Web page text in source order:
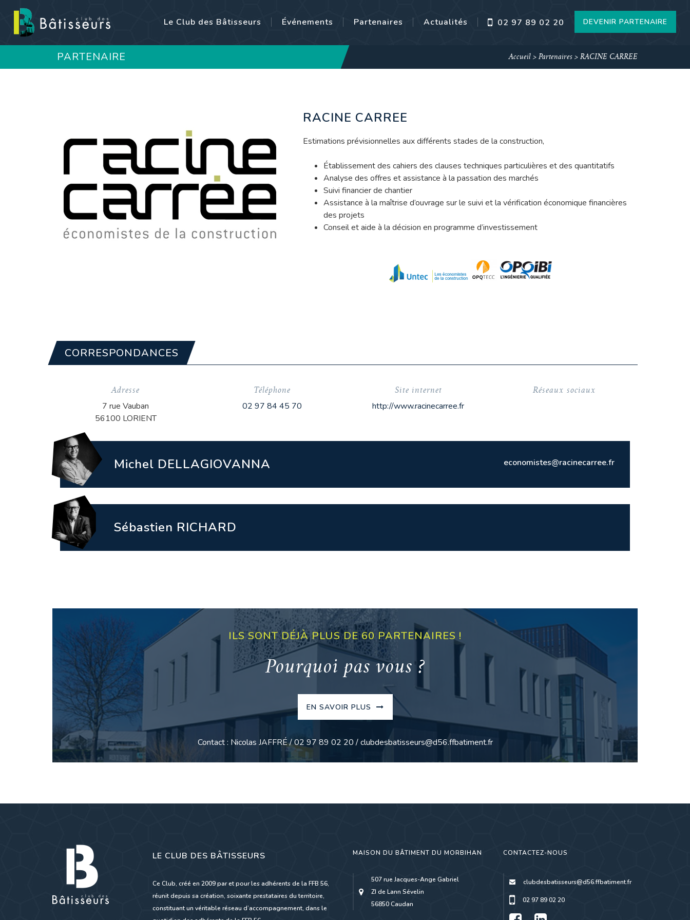
Le Club des Bâtisseurs Événements Partenaires Actualités 02 97 89 02 20 DEVENIR PARTENAIRE
PARTENAIRE Accueil > Partenaires > RACINE CARREE
RACINE CARREE
Estimations prévisionnelles aux différents stades de la construction,
Établissement des cahiers des clauses techniques particulières et des quantitatifs
Analyse des offres et assistance à la passation des marchés
Suivi financier de chantier
Assistance à la maîtrise d’ouvrage sur le suivi et la vérification économique financières
des projets
Conseil et aide à la décision en programme d’investissement
CORRESPONDANCES
Adresse
7 rue Vauban
56100 LORIENT
Téléphone
02 97 84 45 70
Site internet
http://www.racinecarree.fr
Réseaux sociaux
Michel DELLAGIOVANNA economistes@racinecarree.fr
Sébastien RICHARD
ILS SONT DÉJÀ PLUS DE 60 PARTENAIRES !
Pourquoi pas vous ?
EN SAVOIR PLUS
Contact : Nicolas JAFFRÉ / 02 97 89 02 20 / clubdesbatisseurs@d56.ffbatiment.fr
LE CLUB DES BÂTISSEURS
Ce Club, créé en 2009 par et pour les adhérents de la FFB 56,
réunit depuis sa création, soixante prestataires du territoire,
constituant un véritable réseau d’accompagnement, dans le
MAISON DU BÂTIMENT DU MORBIHAN
507 rue Jacques-Ange Gabriel
ZI de Lann Sévelin
56850 Caudan
CONTACTEZ-NOUS
clubdesbatisseurs@d56.ffbatiment.fr
02 97 89 02 20